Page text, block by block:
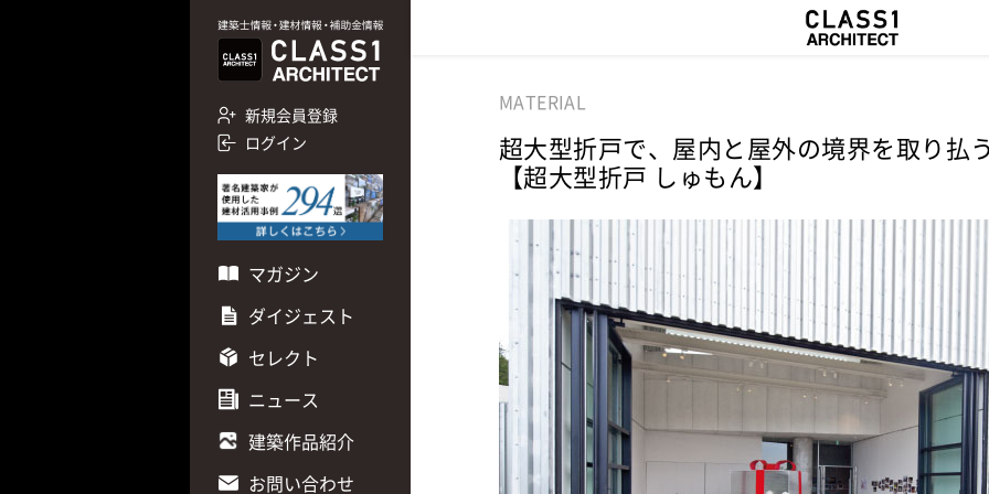
新規会員登録
ログイン
マガジン
ダイジェスト
セレクト
ニュース
建築作品紹介
お問い合わせ
MATERIAL
超大型折戸で、屋内と屋外の境界を取り払
【超大型折戸 しゅもん】